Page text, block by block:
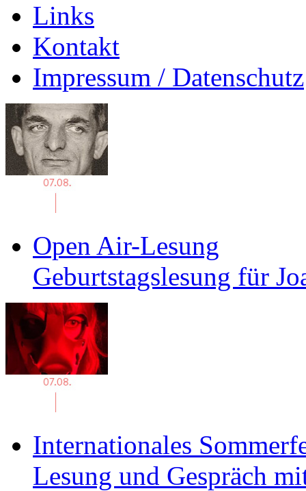
Links
Kontakt
Impressum / Datenschutz
Open Air-Lesung
Geburtstagslesung für
Internationales
Lesung und Gespräch